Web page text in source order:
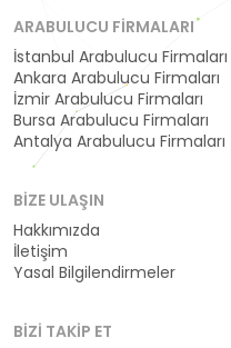
ARABULUCU FIRMALARI
İstanbul Arabulucu Firmaları
Ankara Arabulucu Firmaları
İzmir Arabulucu Firmaları
Bursa Arabulucu Firmaları
Antalya Arabulucu Firmaları
BIZE ULAŞIN
Hakkımızda
İletişim
Yasal Bilgilendirmeler
BIZI TAKIP ET